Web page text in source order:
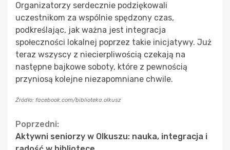
Organizatorzy serdecznie podziękowali
uczestnikom za wspólnie spędzony czas,
podkreślając, jak ważna jest integracja
społeczności lokalnej poprzez takie inicjatywy. Już
teraz wszyscy z niecierpliwością czekają na
następne bajkowe soboty, które z pewnością
przyniosą kolejne niezapomniane chwile.
Źródło: facebook.com/biblioteka.olkusz
Continue
Poprzedni:
Aktywni seniorzy w Olkuszu: nauka, integracja i